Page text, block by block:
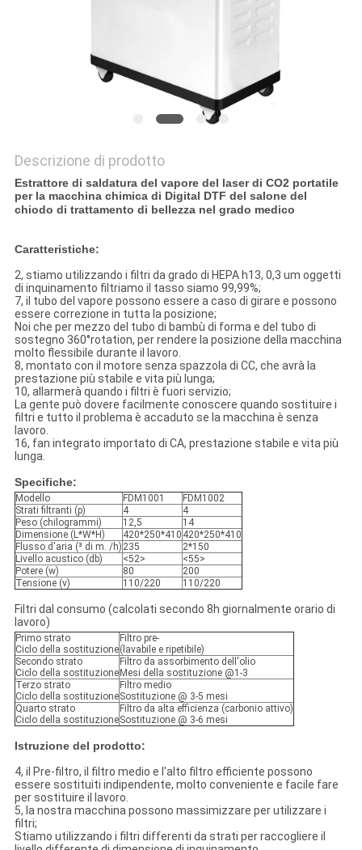
Descrizione di prodotto
Estrattore di saldatura del vapore del laser di CO2 portatile
per la macchina chimica di Digital DTF del salone del
chiodo di trattamento di bellezza nel grado medico
Caratteristiche:
2, stiamo utilizzando i filtri da grado di HEPA h13, 0,3 um oggetti
di inquinamento filtriamo il tasso siamo 99,99%;
7, il tubo del vapore possono essere a caso di girare e possono
essere correzione in tutta la posizione;
Noi che per mezzo del tubo di bambù di forma e del tubo di
sostegno 360°rotation, per rendere la posizione della macchina
molto flessibile durante il lavoro.
8, montato con il motore senza spazzola di CC, che avrà la
prestazione più stabile e vita più lunga;
10, allarmerà quando i filtri è fuori servizio;
La gente può dovere facilmente conoscere quando sostituire i
filtri e tutto il problema è accaduto se la macchina è senza
lavoro.
16, fan integrato importato di CA, prestazione stabile e vita più
lunga.
Specifiche:
Modello FDM1001
FDM1002
Strati filtranti (p)
4
4
Peso (chilogrammi)
12,5
14
Dimensione (L*W*H)
420*250*410 420*250*410
Flusso d'aria (³ di m. /h) 235
2*150
Livello acustico (db)
<52>
<55>
Potere (w)
80
200
Tensione (v)
110/220 110/220
Filtri dal consumo (calcolati secondo 8h giornalmente orario di
lavoro)
Primo strato
Ciclo della sostituzione
Filtro pre-
(lavabile e ripetibile)
Secondo strato
Ciclo della sostituzione
Filtro da assorbimento dell'olio
Mesi della sostituzione @1-3
Terzo strato
Ciclo della sostituzione
Filtro medio
Sostituzione @ 3-5 mesi
Quarto strato
Ciclo della sostituzione
Filtro da alta efficienza (carbonio attivo)
Sostituzione @ 3-6 mesi
Istruzione del prodotto:
4, il Pre-filtro, il filtro medio e l'alto filtro efficiente possono
essere sostituiti indipendente, molto conveniente e facile fare
per sostituire il lavoro.
5, la nostra macchina possono massimizzare per utilizzare i
filtri;
Stiamo utilizzando i filtri differenti da strati per raccogliere il